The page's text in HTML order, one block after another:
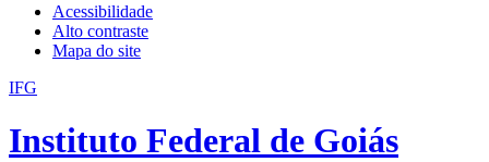
Acessibilidade
Alto contraste
Mapa do site
IFG
Instituto Federal de Goiás